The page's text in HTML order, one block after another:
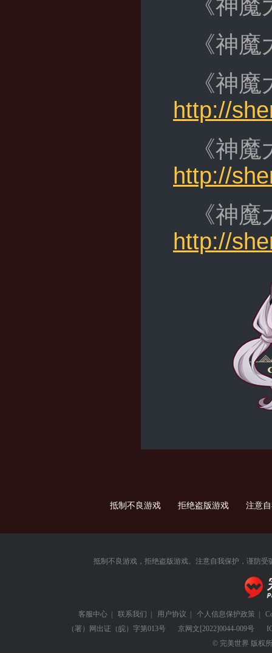
《神
《神
《神
http://
《神
http://
《神
http://
抵制不良游戏 拒绝盗版游戏 注意
抵制不良游戏，拒绝盗版游戏。注意自我保护，谨防受
客服中心 | 联系我们 | 用户协议 | 个人信息保护政策 |
（署）网出证（皖）字第013号
京网文[2022]0044-009号
© 完美世界 版权所